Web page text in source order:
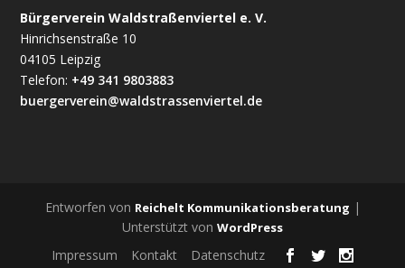
Bürgerverein Waldstraßenviertel e. V.
Hinrichsenstraße 10
04105 Leipzig
Telefon: +49 341 9803883
buergerverein@waldstrassenviertel.de
Entworfen von Reichelt Kommunikationsberatung |
Unterstützt von WordPress
Impressum Kontakt Datenschutz